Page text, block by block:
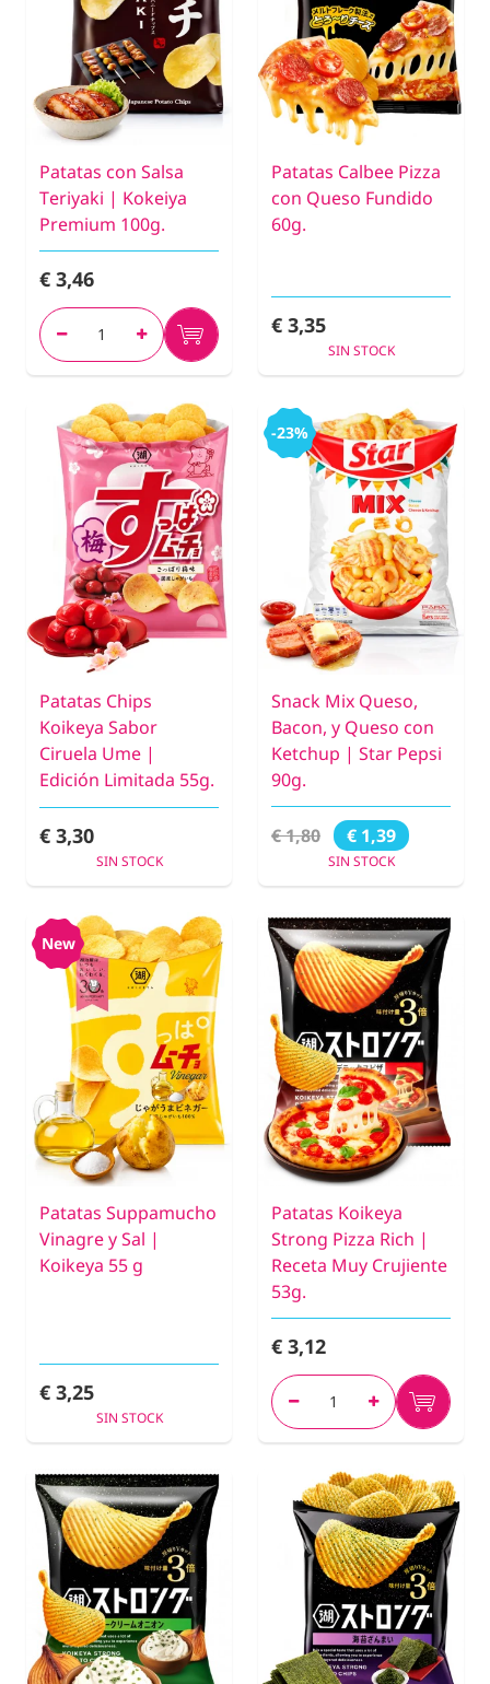
Patatas con Salsa
Teriyaki | Kokeiya
Premium 100g.
€ 3,46
Patatas Calbee Pizza
con Queso Fundido
60g.
€ 3,35
SIN STOCK
Patatas Chips
Koikeya Sabor
Ciruela Ume |
Edición Limitada 55g.
€ 3,30
SIN STOCK
-23%
Snack Mix Queso,
Bacon, y Queso con
Ketchup | Star Pepsi
90g.
€ 1,80 € 1,39
SIN STOCK
New
Patatas Suppamucho
Vinagre y Sal |
Koikeya 55 g
€ 3,25
SIN STOCK
Patatas Koikeya
Strong Pizza Rich |
Receta Muy Crujiente
53g.
€ 3,12